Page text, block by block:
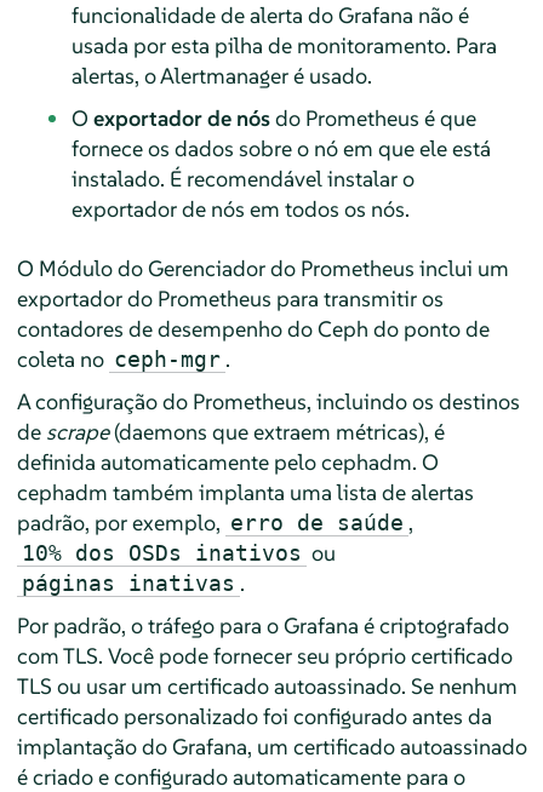
funcionalidade de alerta do Grafana não é
usada por esta pilha de monitoramento. Para
alertas, o Alertmanager é usado.
O exportador de nósdo Prometheus é que
fornece os dados sobre o nó em que ele está
instalado. É recomendável instalar o
exportador de nós em todos os nós.
O Módulo do Gerenciador do Prometheus inclui um
exportador do Prometheus para transmitir os
contadores de desempenho do Ceph do ponto de
coleta no ceph-mgr .
A configuração do Prometheus, incluindo os destinos
de scrape(daemons que extraem métricas), é
definida automaticamente pelo cephadm. O
cephadm também implanta uma lista de alertas
padrão, por exemplo, erro de saúde ,
10% dos OSDs inativos ou
páginas inativas .
Por padrão, o tráfego para o Grafana é criptografado
com TLS. Você pode fornecer seu próprio certificado
TLS ou usar um certificado autoassinado. Se nenhum
certificado personalizado foi configurado antes da
implantação do Grafana, um certificado autoassinado
é criado e configurado automaticamente para o